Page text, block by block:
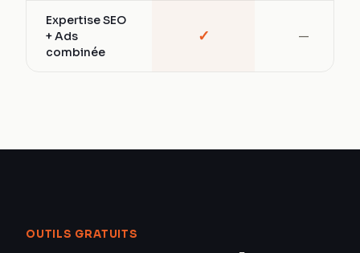
Expertise SEO
+ Ads
combinée
✓ —
OUTILS GRATUITS